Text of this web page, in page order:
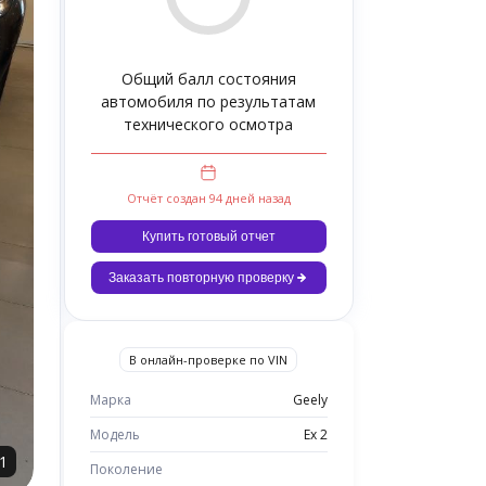
Общий балл состояния
автомобиля по результатам
технического осмотра
Отчёт создан 94 дней назад
Купить готовый отчет
Заказать повторную проверку
В онлайн-проверке по VIN
Марка
Geely
Модель
Ex 2
Поколение